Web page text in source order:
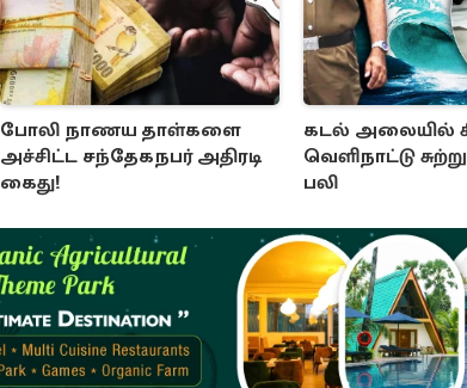
போலி நாணய தாள்களை
அச்சிட்ட சந்தேகநபர் அதிரடி
கைது!
கடல் அலையில்
வெளிநாட்டு
பலி